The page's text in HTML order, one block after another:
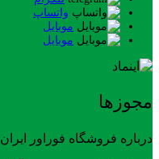
واتساپ
موبایل
موبایل
مجوزها
درباره فروشگاه فوراور ایران